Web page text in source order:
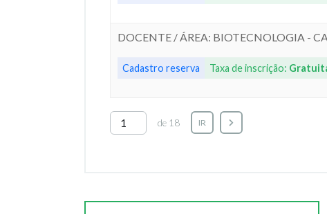
DOCENTE / ÁREA: BIOTECNOLOGIA -
Cadastro reserva Taxa de inscrição:
de 18 IR